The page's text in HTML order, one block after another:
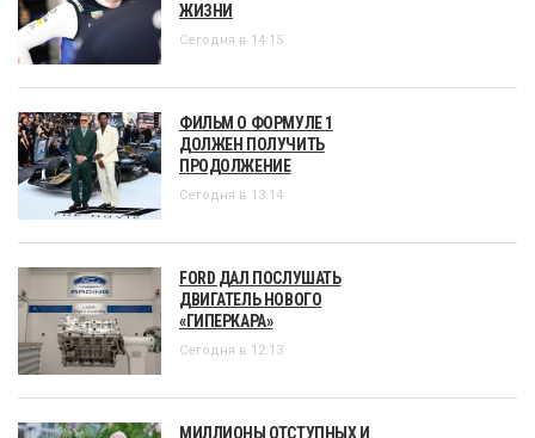
ЖИЗНИ
Сегодня в 14:15
ФИЛЬМ О ФОРМУЛЕ 1
ДОЛЖЕН ПОЛУЧИТЬ
ПРОДОЛЖЕНИЕ
Сегодня в 13:14
FORD ДАЛ ПОСЛУШАТЬ
ДВИГАТЕЛЬ НОВОГО
«ГИПЕРКАРА»
Сегодня в 12:13
МИЛЛИОНЫ ОТСТУПНЫХ И